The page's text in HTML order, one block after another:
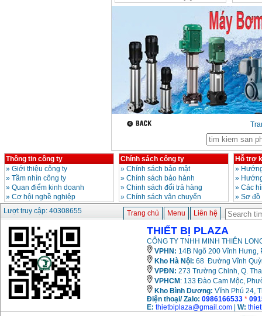
13RE (650W)
Giá: 2200000
Máy khoan Bosch
GSB 16RE (750W)
Giá:1850000VND
Động cơ xăng Honda
GX160 (5.5HP)
Giá:7200000
Thông tin công ty
» Giới thiệu công ty
» Tầm nhìn công ty
» Quan điểm kinh doanh
» Cơ hội nghề nghiệp
Chính sách công ty
» Chính sách bảo mật
» Chính sách bảo hành
» Chinh sách đổi trả hàng
» Chính sách vận chuyển
Hỗ trợ
»
»
» Các
» Sơ
Lượt truy cập: 40308655
Trang chủ Menu Liên hệ
THIẾT BỊ PLAZA
CÔNG TY TNHH MINH THIÊN
VPHN: 14B Ngõ 200 Vĩnh Hưng,
Kho Hà Nội: 68 Đường Vĩnh
VPĐN: 273 Trường Chinh, Q.
VPHCM : 133 Đào Cam Mộc,
Kho Bình Dương: Vĩnh Phú 24,
Điện thoại/ Zalo: 0986166533 *
E: thietbiplaza@gmail.com W: